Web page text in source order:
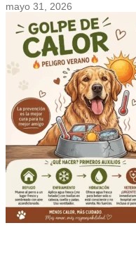
mayo 31, 2026